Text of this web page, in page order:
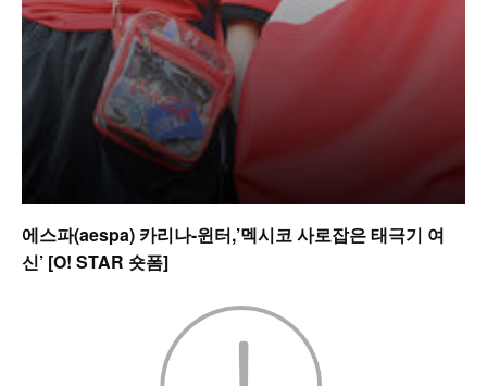
에스파(aespa) 카리나-윈터,’멕시코 사로잡은 태극기 여
신’ [O! STAR 숏폼]